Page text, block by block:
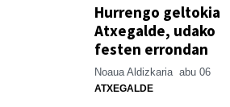
Hurrengo geltokia
Atxegalde, udako
festen errondan
Noaua Aldizkaria abu 06
ATXEGALDE